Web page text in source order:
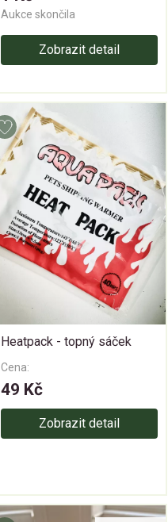
Aukce skončila
Zobrazit detail
Heatpack - topný sáček
Cena:
49 Kč
Zobrazit detail